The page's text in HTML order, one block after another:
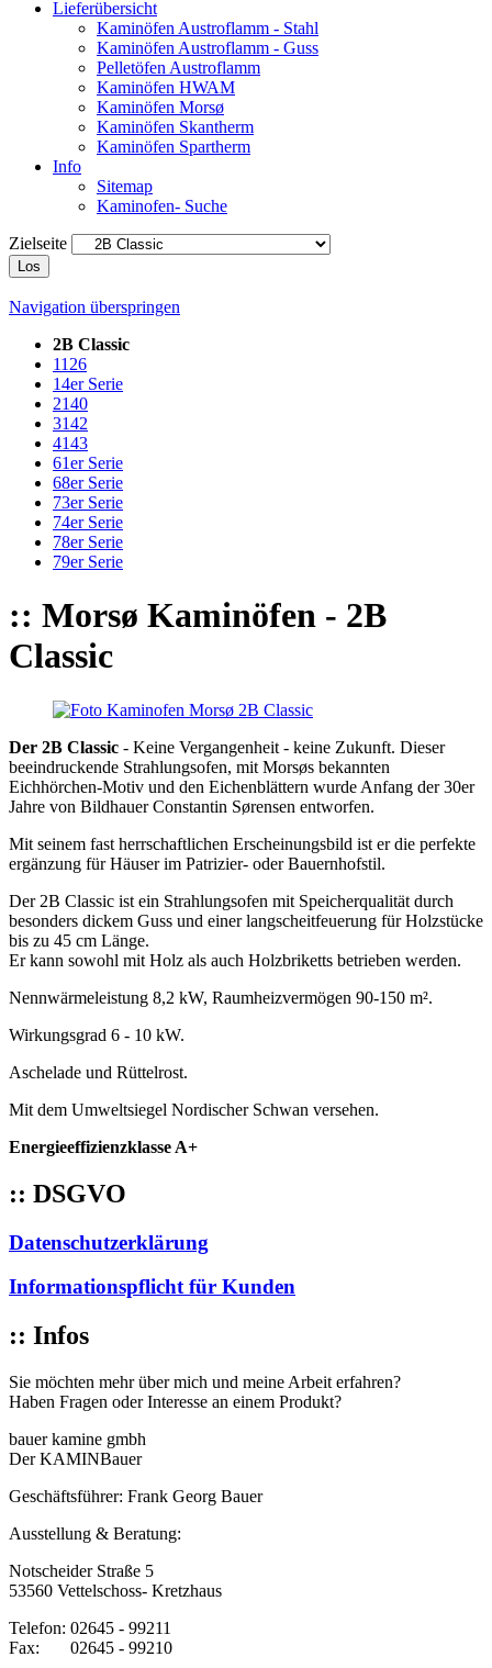
Lieferübersicht
Kaminöfen Austroflamm - Stahl
Kaminöfen Austroflamm - Guss
Pelletöfen Austroflamm
Kaminöfen HWAM
Kaminöfen Morsø
Kaminöfen Skantherm
Kaminöfen Spartherm
Info
Sitemap
Kaminofen- Suche
Zielseite
Los
Navigation überspringen
2B Classic
1126
14er Serie
2140
3142
4143
61er Serie
68er Serie
73er Serie
74er Serie
78er Serie
79er Serie
:: Morsø Kaminöfen - 2B
Classic
Der 2B Classic - Keine Vergangenheit - keine Zukunft. Dieser
beeindruckende Strahlungsofen, mit Morsøs bekannten
Eichhörchen-Motiv und den Eichenblättern wurde Anfang der 30er
Jahre von Bildhauer Constantin Sørensen entworfen.
Mit seinem fast herrschaftlichen Erscheinungsbild ist er die perfekte
ergänzung für Häuser im Patrizier- oder Bauernhofstil.
Der 2B Classic ist ein Strahlungsofen mit Speicherqualität durch
besonders dickem Guss und einer langscheitfeuerung für Holzstücke
bis zu 45 cm Länge.
Er kann sowohl mit Holz als auch Holzbriketts betrieben werden.
Nennwärmeleistung 8,2 kW, Raumheizvermögen 90-150 m².
Wirkungsgrad 6 - 10 kW.
Aschelade und Rüttelrost.
Mit dem Umweltsiegel Nordischer Schwan versehen.
Energieeffizienzklasse A+
:: DSGVO
Datenschutzerklärung
Informationspflicht für Kunden
:: Infos
Sie möchten mehr über mich und meine Arbeit erfahren?
Haben Fragen oder Interesse an einem Produkt?
bauer kamine gmbh
Der KAMINBauer
Geschäftsführer: Frank Georg Bauer
Ausstellung & Beratung:
Notscheider Straße 5
53560 Vettelschoss- Kretzhaus
Telefon: 02645 - 99211
Fax: 02645 - 99210